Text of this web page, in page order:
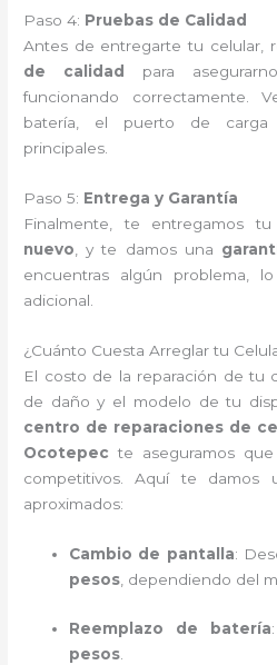
Paso 4: Pruebas de Calidad
Antes de entregarte tu celular,
de calidad
para
funcionando correctamente.
batería, el puerto de
principales.
Paso 5: Entrega y Garantía
Finalmente, te entregamos
nuevo , y te damos una
encuentras algún problema,
adicional.
¿Cuánto Cuesta Arreglar tu
El costo de la reparación de tu
de daño y el modelo de tu
centro de reparaciones de
Ocotepec te aseguramos
competitivos. Aquí te damos
aproximados:
Cambio de pantalla:
pesos , dependiendo del
Reemplazo de batería
pesos.